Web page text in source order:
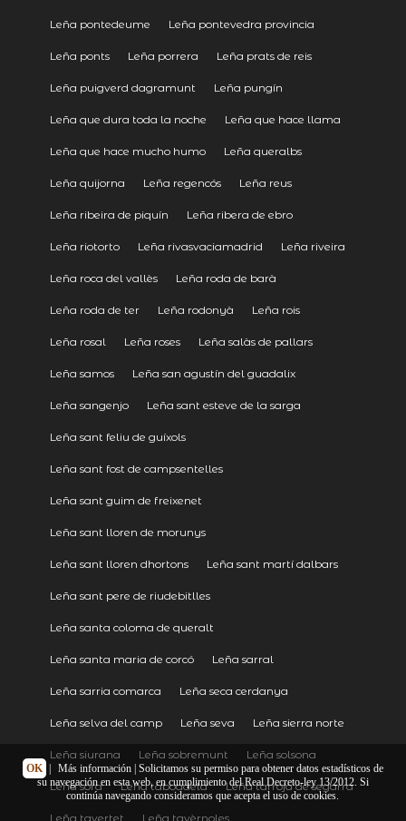
Leña pontedeume Leña pontevedra provincia
Leña ponts Leña porrera Leña prats de reis
Leña puigverd dagramunt Leña pungín
Leña que dura toda la noche Leña que hace llama
Leña que hace mucho humo Leña queralbs
Leña quijorna Leña regencós Leña reus
Leña ribeira de piquín Leña ribera de ebro
Leña riotorto Leña rivasvaciamadrid Leña riveira
Leña roca del vallès Leña roda de barà
Leña roda de ter Leña rodonyà Leña rois
Leña rosal Leña roses Leña salàs de pallars
Leña samos Leña san agustín del guadalix
Leña sangenjo Leña sant esteve de la sarga
Leña sant feliu de guíxols
Leña sant fost de campsentelles
Leña sant guim de freixenet
Leña sant lloren de morunys
Leña sant lloren dhortons Leña sant martí dalbars
Leña sant pere de riudebitlles
Leña santa coloma de queralt
Leña santa maria de corcó Leña sarral
Leña sarria comarca Leña seca cerdanya
Leña selva del camp Leña seva Leña sierra norte
Leña siurana Leña sobremunt Leña solsona
Leña sora Leña taboadela Leña tarroja de segarra
Leña tavertet Leña tavèrnoles
OK Más información| Solicitamos su permiso para obtener datos estadísticos de
su navegación en esta web, en cumplimiento del Real Decreto-ley 13/2012. Si
continúa navegando consideramos que acepta el uso de cookies.